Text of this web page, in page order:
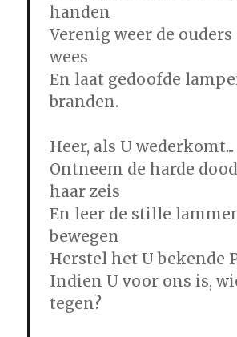
handen
Verenig weer de ouders
wees
En laat gedoofde
branden.
Heer, als U wederkomt...
Ontneem de harde
haar zeis
En leer de stille
bewegen
Herstel het U bekende
Indien U voor ons is,
tegen?